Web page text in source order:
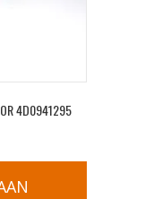
4D0941295